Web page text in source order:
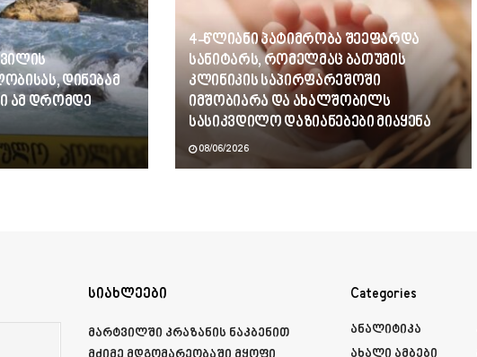
დინებამ
ამ დრომდე
4-წლიანი პატიმრობა შეეფარდა
სანიტარს, რომელმაც ბათუმის
კლინიკის საპირფარეშოში
იმშობიარა და ახალშობილს
სასიკვდილო დაზიანებები მიაყენა
08/06/2026
სიახლეები
მარტვილში კრაზანის ნაკბენით
Categories
Ანალიტიკა
Ახალი Ამბები